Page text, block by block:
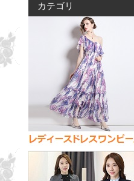
カテゴリ